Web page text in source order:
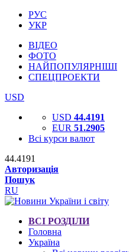
РУС
УКР
ВІДЕО
ФОТО
НАЙПОПУЛЯРНІШІ
СПЕЦПРОЕКТИ
USD
USD 44.4191
EUR 51.2905
Всі курси валют
44.4191
Авторизація
Пошук
RU
ВСІ РОЗДІЛИ
Головна
Україна